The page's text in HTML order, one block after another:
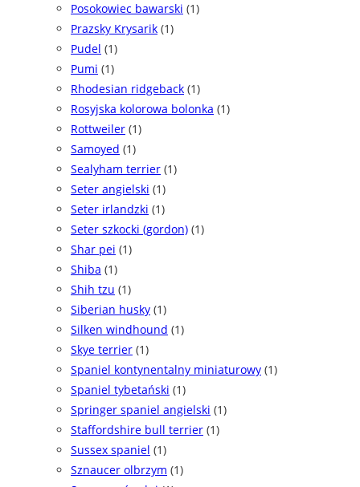
Posokowiec bawarski (1)
Prazsky Krysarik (1)
Pudel (1)
Pumi (1)
Rhodesian ridgeback (1)
Rosyjska kolorowa bolonka (1)
Rottweiler (1)
Samoyed (1)
Sealyham terrier (1)
Seter angielski (1)
Seter irlandzki (1)
Seter szkocki (gordon) (1)
Shar pei (1)
Shiba (1)
Shih tzu (1)
Siberian husky (1)
Silken windhound (1)
Skye terrier (1)
Spaniel kontynentalny miniaturowy (1)
Spaniel tybetański (1)
Springer spaniel angielski (1)
Staffordshire bull terrier (1)
Sussex spaniel (1)
Sznaucer olbrzym (1)